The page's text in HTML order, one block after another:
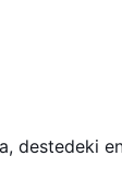
destedeki